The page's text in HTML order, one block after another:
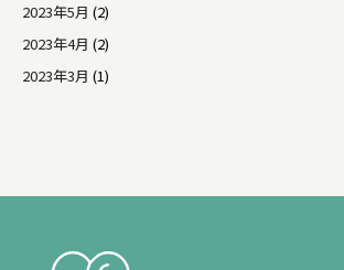
2023年5月 (2)
2023年4月 (2)
2023年3月 (1)